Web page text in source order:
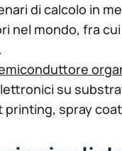
di calcolo in
nel mondo, fra
su
printing, spray